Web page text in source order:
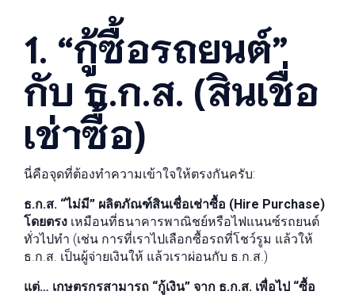
1. “กู้ซื้อรถยนต์”
กับ ธ.ก.ส. (สินเชื่อ
เช่าซื้อ)
นี่คือจุดที่ต้องทำความเข้าใจให้ตรงกันครับ:
ธ.ก.ส. “ไม่มี” ผลิตภัณฑ์สินเชื่อเช่าซื้อ (Hire Purchase)
โดยตรง เหมือนที่ธนาคารพาณิชย์หรือไฟแนนซ์รถยนต์
ทั่วไปทำ (เช่น การที่เราไปเลือกซื้อรถที่โชว์รูม แล้วให้
ธ.ก.ส. เป็นผู้จ่ายเงินให้ แล้วเราผ่อนกับ ธ.ก.ส.)
แต่… เกษตรกรสามารถ “กู้เงิน” จาก ธ.ก.ส. เพื่อไป “ซื้อ